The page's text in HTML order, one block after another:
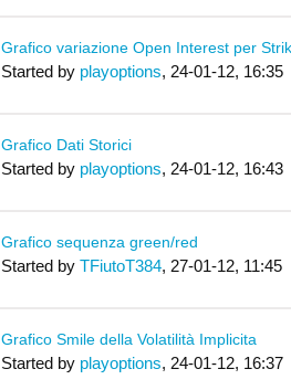
Grafico variazione Open Interest per
Started by playoptions, 24-01-12, 16:35
Grafico Dati Storici
Started by playoptions, 24-01-12, 16:43
Grafico sequenza green/red
Started by TFiutoT384, 27-01-12, 11:45
Grafico Smile della Volatilità Implicita
Started by playoptions, 24-01-12, 16:37